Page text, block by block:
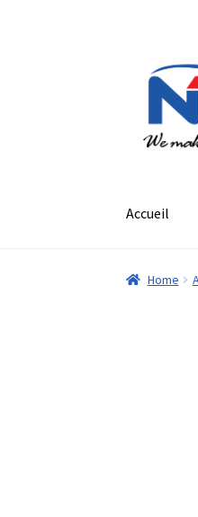
navigation
contenu
Accueil
Home